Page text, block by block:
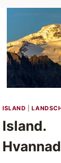
ISLAND |
Island.